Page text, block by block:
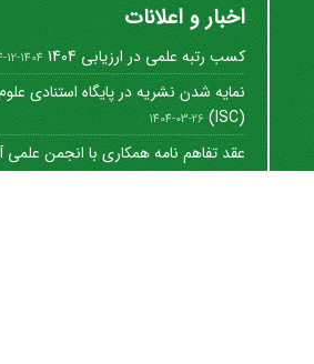
اخبار و اعلانات
کسب رتبه علمی در ارزیابی 1404 1404-12-04
نمایه شدن نشریه در پایگاه استنادی
(ISC)
1404-03-26
عقد تفاهم نامه همکاری با انجمن
منابع ...